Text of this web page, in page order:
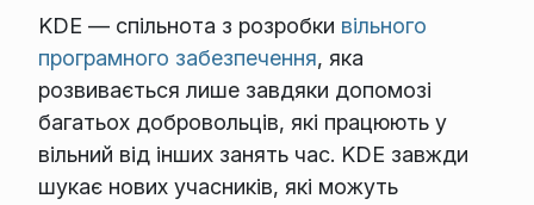
KDE — спільнота з розробки вільного
програмного забезпечення, яка
розвивається лише завдяки допомозі
багатьох добровольців, які працюють у
вільний від інших занять час. KDE завжди
шукає нових учасників, які можуть